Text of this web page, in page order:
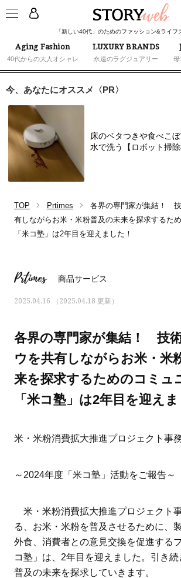
「新しい40代」のためのファッション&ライフ
Aging Fashion
40代からの大人オシャレ
LUXURY BRANDS
永遠のラグジュアリー 母
ス学」
今、あなたにオススメ〈PR〉
床のベタつきや食べこ
水で洗う【ロボット掃除
TOP Prtimes
各界の専門家が集結！
有しながらお米・米粉普及の未来を探求するた
「米コ塾」は2年目を迎えました！
Prtimes 商品サービス
2025.04.16 （2025.04.18 更新）
各界の専門家が集結！ 技
ウを共有しながらお米・米
来を探求するためのコミ
「米コ塾」は2年目を迎えま
米・米粉消費拡大推進プロジェクト事
～2024年度「米コ塾」活動をご報告～
米・米粉消費拡大推進プロジェクト
る、お米・米粉を普及させるために、
外食、消費者との意見交換を促進する
コ塾」は、2年目を迎えました。引き
普及の未来を探求していきます。